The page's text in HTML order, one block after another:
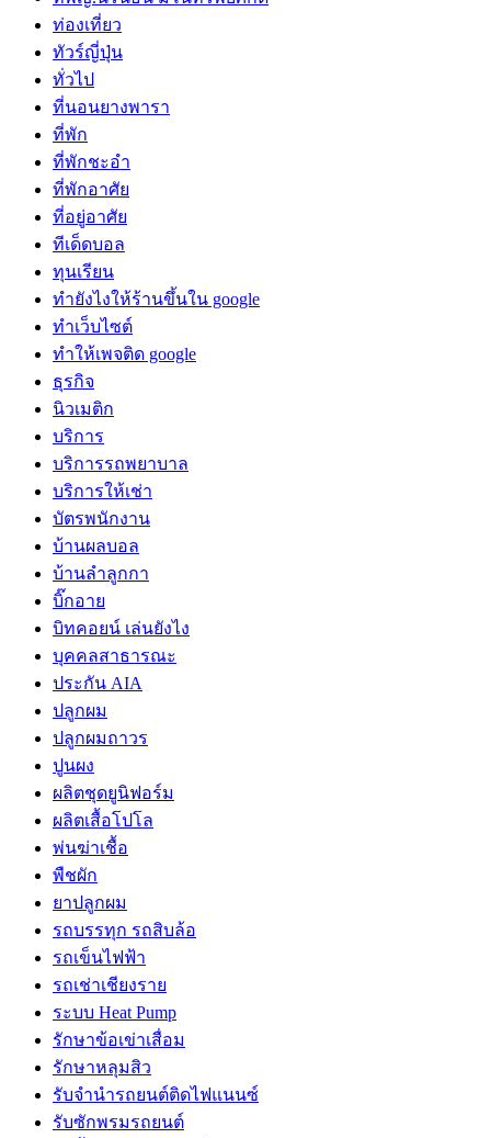
ท่องเที่ยว
ทัวร์ญี่ปุ่น
ทั่วไป
ที่นอนยางพารา
ที่พัก
ที่พักชะอำ
ที่พักอาศัย
ที่อยู่อาศัย
ทีเด็ดบอล
ทุนเรียน
ทํายังไงให้ร้านขึ้นใน google
ทําเว็บไซต์
ทําให้เพจติด google
ธุรกิจ
นิวเมติก
บริการ
บริการรถพยาบาล
บริการให้เช่า
บัตรพนักงาน
บ้านผลบอล
บ้านลำลูกกา
บิ๊กอาย
บิทคอยน์ เล่นยังไง
บุคคลสาธารณะ
ประกัน AIA
ปลูกผม
ปลูกผมถาวร
ปูนผง
ผลิตชุดยูนิฟอร์ม
ผลิตเสื้อโปโล
พ่นฆ่าเชื้อ
พืชผัก
ยาปลูกผม
รถบรรทุก รถสิบล้อ
รถเข็นไฟฟ้า
รถเช่าเชียงราย
ระบบ Heat Pump
รักษาข้อเข่าเสื่อม
รักษาหลุมสิว
รับจํานํารถยนต์ติดไฟแนนซ์
รับซักพรมรถยนต์